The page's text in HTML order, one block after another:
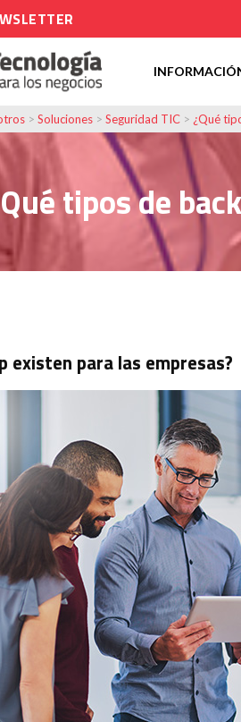
> Soluciones > Seguridad TIC > ¿Qué
tipos de
existen para las empresas?